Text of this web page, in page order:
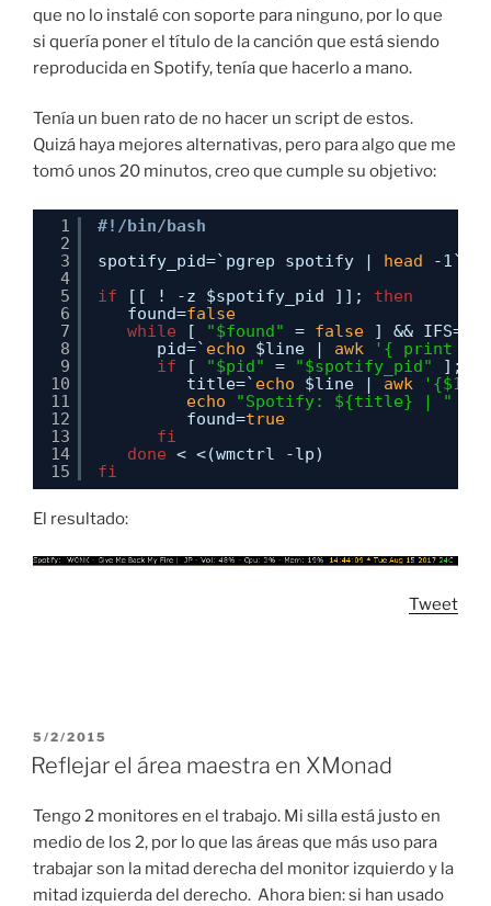
que no lo instalé con soporte para ninguno, por lo que
si quería poner el título de la canción que está siendo
reproducida en Spotify, tenía que hacerlo a mano.
Tenía un buen rato de no hacer un script de estos.
Quizá haya mejores alternativas, pero para algo que me
tomó unos 20 minutos, creo que cumple su objetivo:
1
2
3
4
5
6
7
8
9
10
11
12
13
14
15
#!/bin/bash
spotify_pid=`pgrep spotify | head
-1`
if
[[ ! -z $spotify_pid ]]; then
found=false
while
[ "$found" = false ] && IFS=
pid=` echo $line | awk
'{ print
if
[ "$pid" = "$spotify_pid" ];
title=` echo $line | awk
echo
"Spotify: ${title} | "
found=true
fi
done < <(wmctrl -lp)
fi
El resultado:
Tweet
POSTED
ON
5/2/2015
Reflejar el área maestra en XMonad
Tengo 2 monitores en el trabajo. Mi silla está justo en
medio de los 2, por lo que las áreas que más uso para
trabajar son la mitad derecha del monitor izquierdo y la
mitad izquierda del derecho. Ahora bien: si han usado